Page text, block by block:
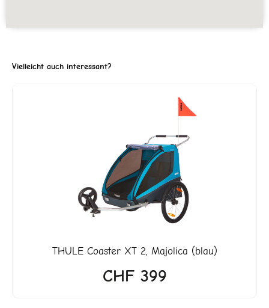
Vielleicht auch interessant?
THULECoaster XT 2, Majolica (blau)
CHF399